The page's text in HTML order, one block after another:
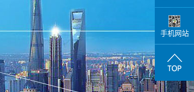
手机网站